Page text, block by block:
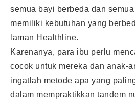
semua bayi berbeda dan
memiliki kebutuhan yang
laman Healthline.
Karenanya, para ibu perlu
cocok untuk mereka dan anak-
ingatlah metode apa yang
dalam mempraktikkan tandem